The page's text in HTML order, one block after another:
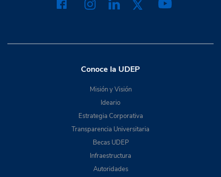
Conoce la UDEP
Misión y Visión
Ideario
Estrategia Corporativa
Transparencia Universitaria
Becas UDEP
Infraestructura
Autoridades